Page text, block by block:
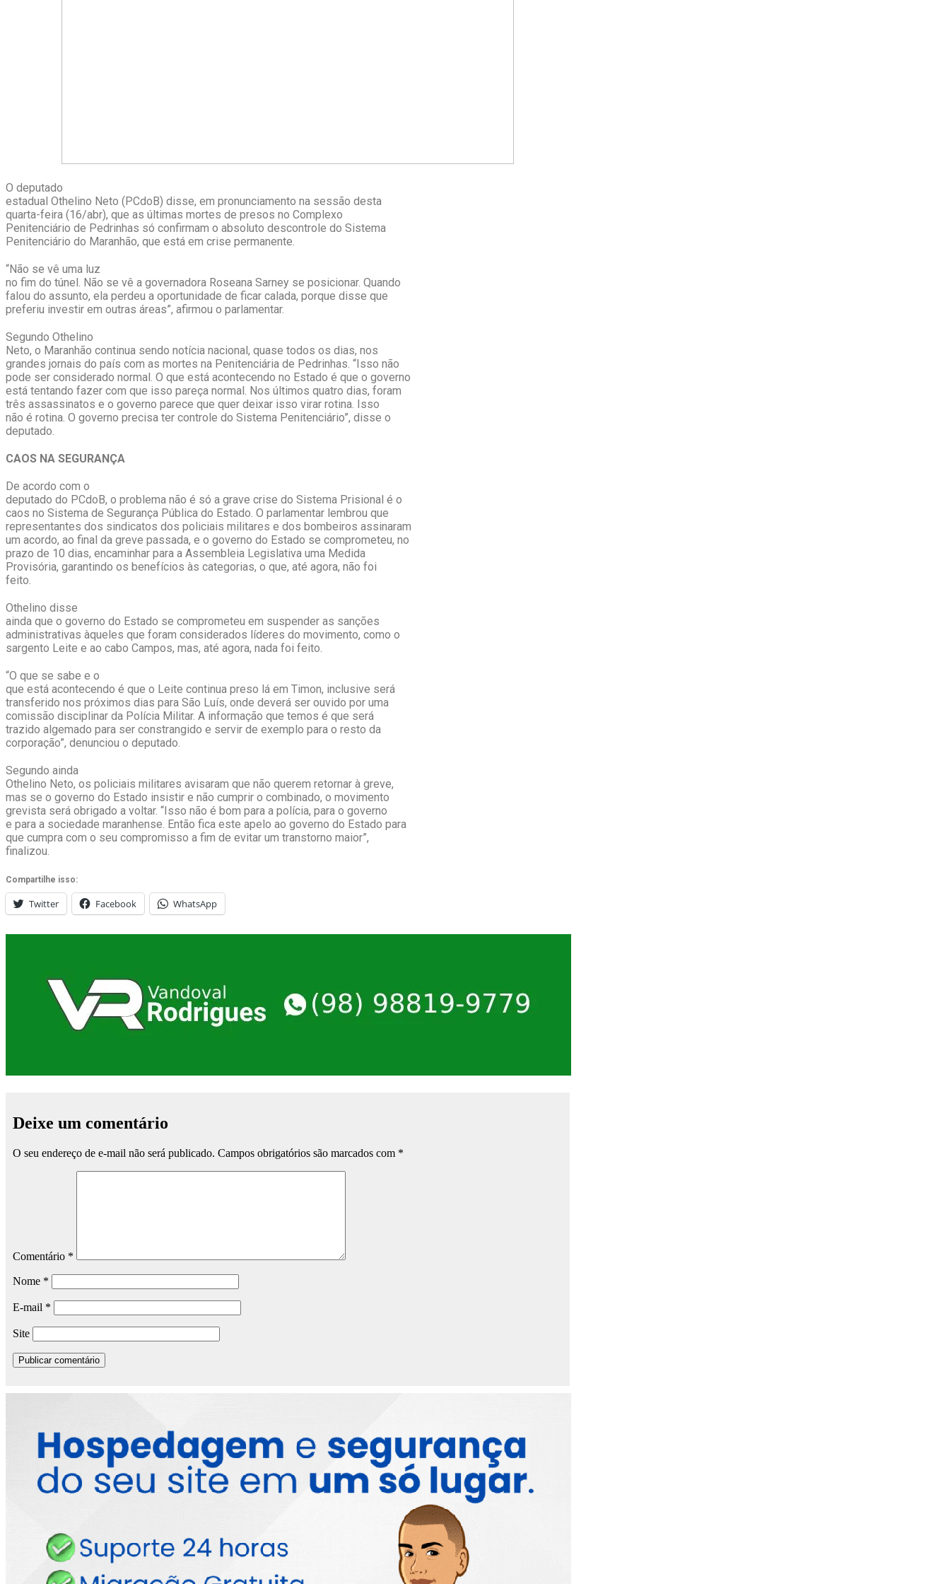
O deputado
estadual Othelino Neto (PCdoB) disse, em pronunciamento na sessão desta
quarta-feira (16/abr), que as últimas mortes de presos no Complexo
Penitenciário de Pedrinhas só confirmam o absoluto descontrole do Sistema
Penitenciário do Maranhão, que está em crise permanente.
“Não se vê uma luz
no fim do túnel. Não se vê a governadora Roseana Sarney se posicionar. Quando
falou do assunto, ela perdeu a oportunidade de ficar calada, porque disse que
preferiu investir em outras áreas”, afirmou o parlamentar.
Segundo Othelino
Neto, o Maranhão continua sendo notícia nacional, quase todos os dias, nos
grandes jornais do país com as mortes na Penitenciária de Pedrinhas. “Isso não
pode ser considerado normal. O que está acontecendo no Estado é que o governo
está tentando fazer com que isso pareça normal. Nos últimos quatro dias, foram
três assassinatos e o governo parece que quer deixar isso virar rotina. Isso
não é rotina. O governo precisa ter controle do Sistema Penitenciário”, disse o
deputado.
CAOS NA SEGURANÇA
De acordo com o
deputado do PCdoB, o problema não é só a grave crise do Sistema Prisional é o
caos no Sistema de Segurança Pública do Estado. O parlamentar lembrou que
representantes dos sindicatos dos policiais militares e dos bombeiros assinaram
um acordo, ao final da greve passada, e o governo do Estado se comprometeu, no
prazo de 10 dias, encaminhar para a Assembleia Legislativa uma Medida
Provisória, garantindo os benefícios às categorias, o que, até agora, não foi
feito.
Othelino disse
ainda que o governo do Estado se comprometeu em suspender as sanções
administrativas àqueles que foram considerados líderes do movimento, como o
sargento Leite e ao cabo Campos, mas, até agora, nada foi feito.
“O que se sabe e o
que está acontecendo é que o Leite continua preso lá em Timon, inclusive será
transferido nos próximos dias para São Luís, onde deverá ser ouvido por uma
comissão disciplinar da Polícia Militar. A informação que temos é que será
trazido algemado para ser constrangido e servir de exemplo para o resto da
corporação”, denunciou o deputado.
Segundo ainda
Othelino Neto, os policiais militares avisaram que não querem retornar à greve,
mas se o governo do Estado insistir e não cumprir o combinado, o movimento
grevista será obrigado a voltar. “Isso não é bom para a polícia, para o governo
e para a sociedade maranhense. Então fica este apelo ao governo do Estado para
que cumpra com o seu compromisso a fim de evitar um transtorno maior”,
finalizou.
Compartilhe isso:
Twitter Facebook WhatsApp
Deixe um comentário
O seu endereço de e-mail não será publicado. Campos obrigatórios são marcados com *
Comentário *
Nome *
E-mail *
Site